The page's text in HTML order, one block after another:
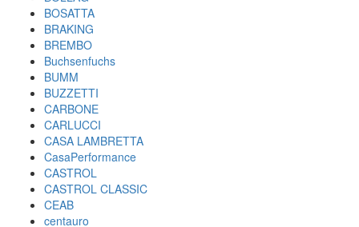
BOSATTA
BRAKING
BREMBO
Buchsenfuchs
BUMM
BUZZETTI
CARBONE
CARLUCCI
CASA LAMBRETTA
CasaPerformance
CASTROL
CASTROL CLASSIC
CEAB
centauro